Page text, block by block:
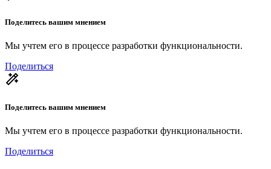
Поделитесь вашим мнением
Мы учтем его в процессе разработки функциональности.
Поделиться
Поделитесь вашим мнением
Мы учтем его в процессе разработки функциональности.
Поделиться